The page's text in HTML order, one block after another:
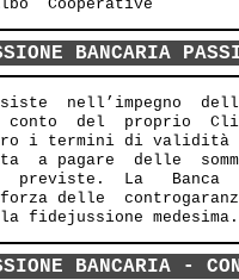
BANCARIA
nell’impegno
del  proprio
i termini di
a pagare  delle
previste.  La   Banca
delle
BANCARIA -